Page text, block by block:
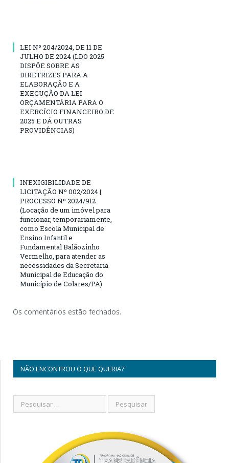
LEI Nº 204/2024, DE 11 DE
JULHO DE 2024 (LDO 2025
DISPÕE SOBRE AS
DIRETRIZES PARA A
ELABORAÇÃO E A
EXECUÇÃO DA LEI
ORÇAMENTÁRIA PARA O
EXERCÍCIO FINANCEIRO DE
2025 E DÁ OUTRAS
PROVIDÊNCIAS)
INEXIGIBILIDADE DE
LICITAÇÃO Nº 002/2024 |
PROCESSO Nº 2024/912
(Locação de um imóvel para
funcionar, temporariamente,
como Escola Municipal de
Ensino Infantil e
Fundamental Balãozinho
Vermelho, para atender as
necessidades da Secretaria
Municipal de Educação do
Município de Colares/PA)
Os comentários estão fechados.
NÃO ENCONTROU O QUE QUERIA?